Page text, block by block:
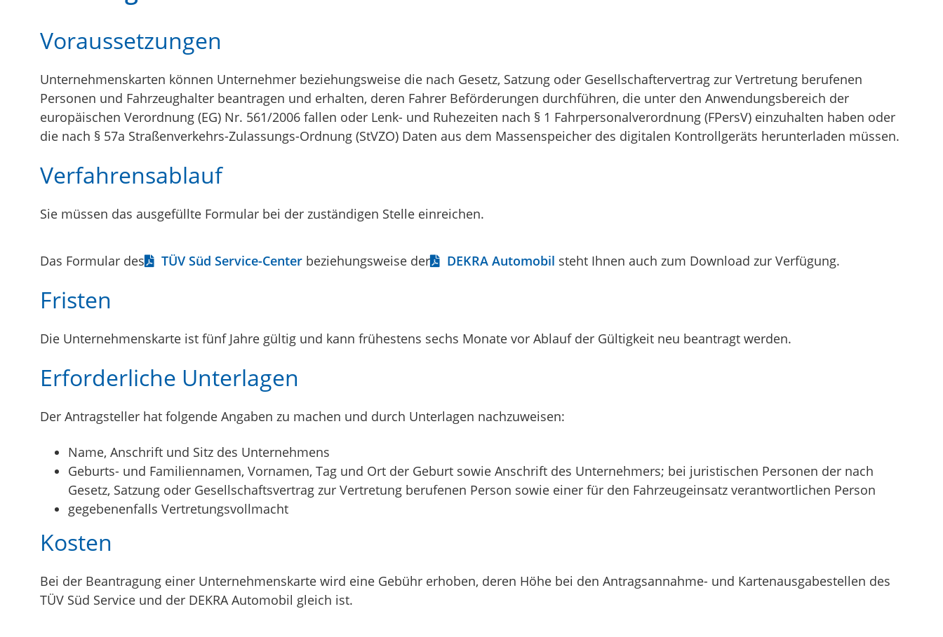
Voraussetzungen
Unternehmenskarten können Unternehmer beziehungsweise die nach Gesetz, Satzung oder Gesellschaftervertrag zur Vertretung berufenen
Personen und Fahrzeughalter beantragen und erhalten, deren Fahrer Beförderungen durchführen, die unter den Anwendungsbereich der
europäischen Verordnung (EG) Nr. 561/2006 fallen oder Lenk- und Ruhezeiten nach § 1 Fahrpersonalverordnung (FPersV) einzuhalten haben oder
die nach § 57a Straßenverkehrs-Zulassungs-Ordnung (StVZO) Daten aus dem Massenspeicher des digitalen Kontrollgeräts herunterladen müssen.
Verfahrensablauf
Sie müssen das ausgefüllte Formular bei der zuständigen Stelle einreichen.
Das Formular des TÜV Süd Service-Centerbeziehungsweise der DEKRA Automobil steht Ihnen auch zum Download zur Verfügung.
Fristen
Die Unternehmenskarte ist fünf Jahre gültig und kann frühestens sechs Monate vor Ablauf der Gültigkeit neu beantragt werden.
Erforderliche Unterlagen
Der Antragsteller hat folgende Angaben zu machen und durch Unterlagen nachzuweisen:
Name, Anschrift und Sitz des Unternehmens
Geburts- und Familiennamen, Vornamen, Tag und Ort der Geburt sowie Anschrift des Unternehmers; bei juristischen Personen der nach
Gesetz, Satzung oder Gesellschaftsvertrag zur Vertretung berufenen Person sowie einer für den Fahrzeugeinsatz verantwortlichen Person
gegebenenfalls Vertretungsvollmacht
Kosten
Bei der Beantragung einer Unternehmenskarte wird eine Gebühr erhoben, deren Höhe bei den Antragsannahme- und Kartenausgabestellen des
TÜV Süd Service und der DEKRA Automobil gleich ist.